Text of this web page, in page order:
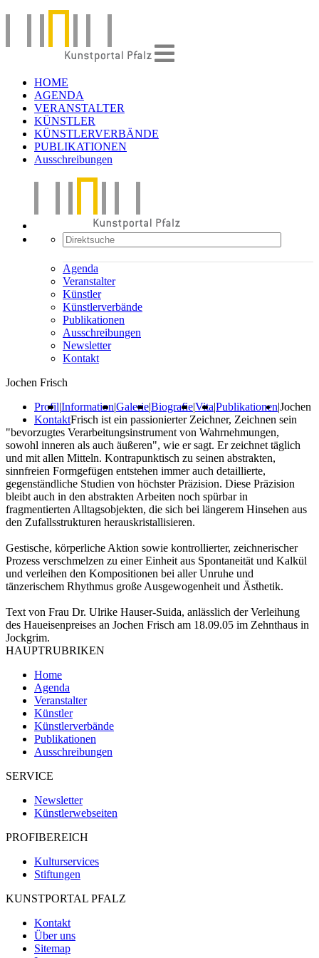
HOME
AGENDA
VERANSTALTER
KÜNSTLER
KÜNSTLERVERBÄNDE
PUBLIKATIONEN
Ausschreibungen
Agenda
Veranstalter
Künstler
Künstlerverbände
Publikationen
Ausschreibungen
Newsletter
Kontakt
Jochen Frisch
Profil|Information|Galerie|Biografie|Vita|Publikationen|
Kontakt
Jochen
Frisch ist ein passionierter Zeichner, Zeichnen sein
"bevorzugtes Verarbeitungsinstrument von Wahrnehmungen,
sowohl inneren als auch äußeren", wie er sagt. Er zeichnet täglich
und mit allen Mitteln. Kontrapunktisch zu seinen abstrakten,
sinnfreien Formgefügen entstehen immer auch detaillierte,
gegenständliche Studien von höchster Präzision. Diese Präzision
bleibt auch in den abstrakten Arbeiten noch spürbar in
fragmentierten Alltagsobjekten, die sich bei längerem Hinsehen aus
den Zufallsstrukturen herauskristallisieren.
Gestische, körperliche Aktion sowie kontrollierter, zeichnerischer
Prozess verschmelzen zu einer Einheit aus Spontaneität und Kalkül
und verleihen den Kompositionen bei aller Unruhe und
tänzerischem Rhythmus große Ausgewogenheit und Ästhetik.
Text von Frau Dr. Ulrike Hauser-Suida, anlässlich der Verleihung
des Haueisenpreises an Jochen Frisch am 18.09.05 im Zehnthaus in
Jockgrim.
HAUPTRUBRIKEN
Home
Agenda
Veranstalter
Künstler
Künstlerverbände
Publikationen
Ausschreibungen
SERVICE
Newsletter
Künstlerwebseiten
PROFIBEREICH
Kulturservices
Stiftungen
KUNSTPORTAL PFALZ
Kontakt
Über uns
Sitemap